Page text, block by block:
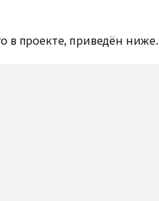
в проекте, приведён ниже.